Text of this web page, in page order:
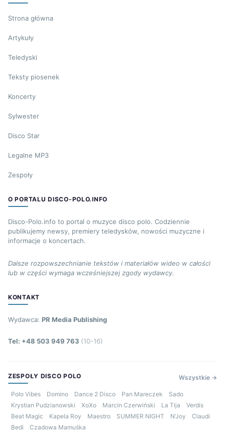
Strona główna
Artykuły
Teledyski
Teksty piosenek
Koncerty
Sylwester
Disco Star
Legalne MP3
Zespoły
O PORTALU DISCO-POLO.INFO
Disco-Polo.info to portal o muzyce disco polo. Codziennie
publikujemy newsy, premiery teledysków, nowości muzyczne i
informacje o koncertach.
Dalsze rozpowszechnianie tekstów i materiałów wideo w całości
lub w części wymaga wcześniejszej zgody wydawcy.
KONTAKT
Wydawca: PR Media Publishing
Tel: +48 503 949 763 (10-16)
ZESPOŁY DISCO POLO Wszystkie →
Polo Vibes Domino Dance 2 Disco Pan Mareczek
Sado
Krystian Pudzianowski
XoXo Marcin Czerwiński La Tija
Verdis
Beat Magic
Kapela Roy Maestro SUMMER NIGHT N’Joy
Claudi
Bedi
Czadowa Mamuśka